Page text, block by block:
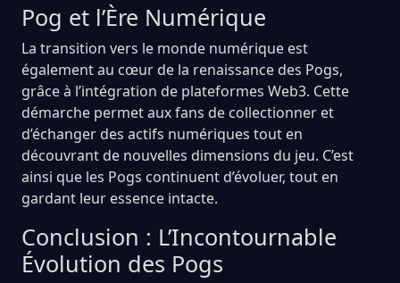
Pog et l’Ère Numérique
La transition vers le monde numérique est
également au cœur de la renaissance des Pogs,
grâce à l’intégration de plateformes Web3. Cette
démarche permet aux fans de collectionner et
d’échanger des actifs numériques tout en
découvrant de nouvelles dimensions du jeu. C’est
ainsi que les Pogs continuent d’évoluer, tout en
gardant leur essence intacte.
Conclusion : L’Incontournable
Évolution des Pogs